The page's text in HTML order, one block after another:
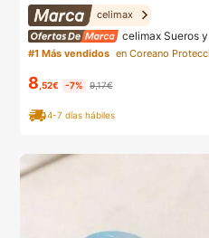
celimax
celimax Sueros
#1 Más vendidos en Coreano
8,52€ -7% 9,17€
4-7 días hábiles